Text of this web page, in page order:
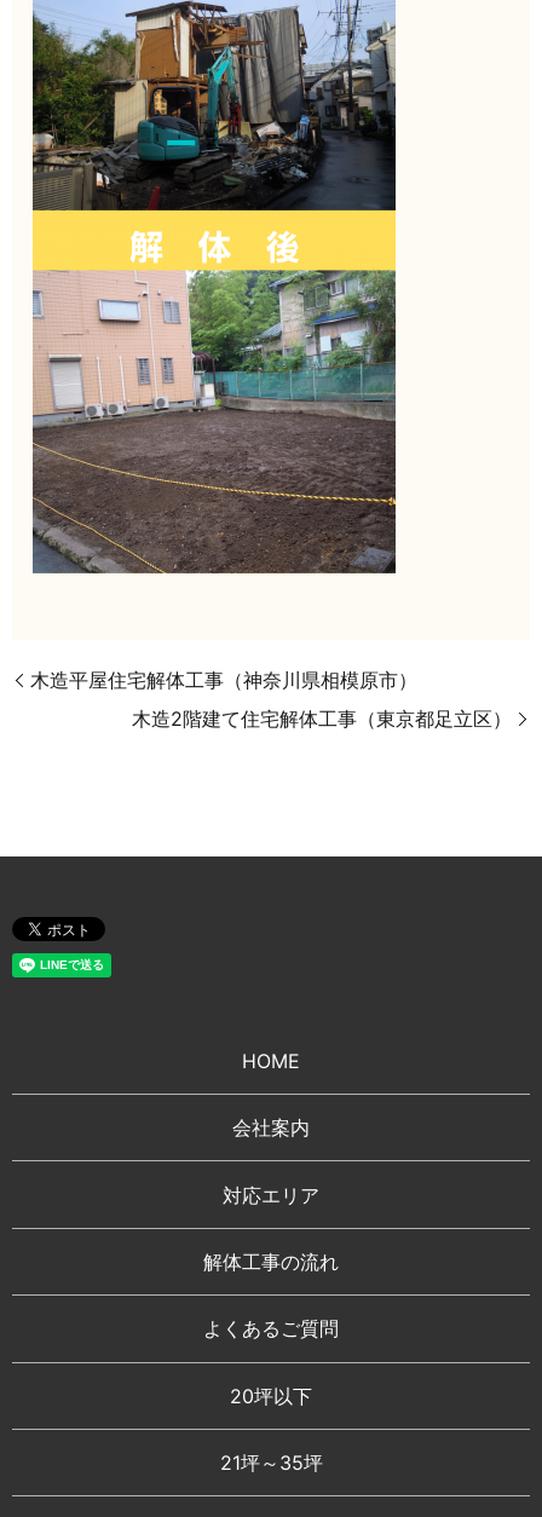
木造平屋住宅解体工事（神奈川県相模原市）
木造2階建て住宅解体工事（東京都足立区）
HOME
会社案内
対応エリア
解体工事の流れ
よくあるご質問
20坪以下
21坪～35坪